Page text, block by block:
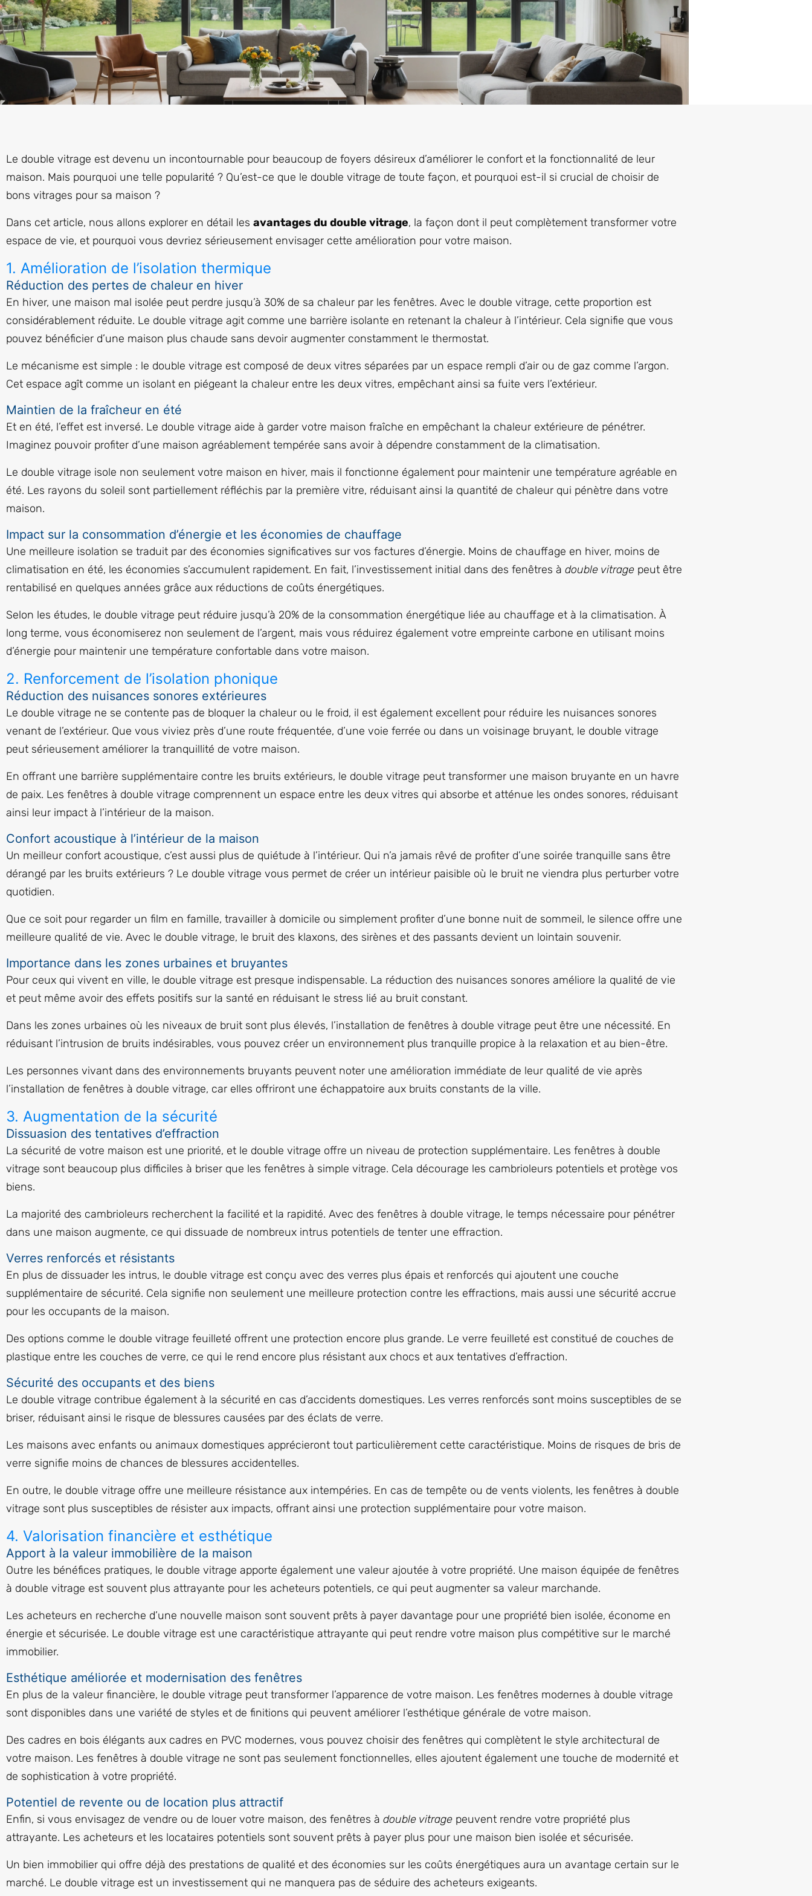
Le double vitrage est devenu un incontournable pour beaucoup de foyers désireux d’améliorer le confort et la fonctionnalité de leur
maison. Mais pourquoi une telle popularité ? Qu’est-ce que le double vitrage de toute façon, et pourquoi est-il si crucial de choisir de
bons vitrages pour sa maison ?
Dans cet article, nous allons explorer en détail les avantages du double vitrage, la façon dont il peut complètement transformer votre
espace de vie, et pourquoi vous devriez sérieusement envisager cette amélioration pour votre maison.
1. Amélioration de l’isolation thermique
Réduction des pertes de chaleur en hiver
En hiver, une maison mal isolée peut perdre jusqu’à 30% de sa chaleur par les fenêtres. Avec le double vitrage, cette proportion est
considérablement réduite. Le double vitrage agit comme une barrière isolante en retenant la chaleur à l’intérieur. Cela signifie que vous
pouvez bénéficier d’une maison plus chaude sans devoir augmenter constamment le thermostat.
Le mécanisme est simple : le double vitrage est composé de deux vitres séparées par un espace rempli d’air ou de gaz comme l’argon.
Cet espace agît comme un isolant en piégeant la chaleur entre les deux vitres, empêchant ainsi sa fuite vers l’extérieur.
Maintien de la fraîcheur en été
Et en été, l’effet est inversé. Le double vitrage aide à garder votre maison fraîche en empêchant la chaleur extérieure de pénétrer.
Imaginez pouvoir profiter d’une maison agréablement tempérée sans avoir à dépendre constamment de la climatisation.
Le double vitrage isole non seulement votre maison en hiver, mais il fonctionne également pour maintenir une température agréable en
été. Les rayons du soleil sont partiellement réfléchis par la première vitre, réduisant ainsi la quantité de chaleur qui pénètre dans votre
maison.
Impact sur la consommation d’énergie et les économies de chauffage
Une meilleure isolation se traduit par des économies significatives sur vos factures d’énergie. Moins de chauffage en hiver, moins de
climatisation en été, les économies s’accumulent rapidement. En fait, l’investissement initial dans des fenêtres à double vitrage peut être
rentabilisé en quelques années grâce aux réductions de coûts énergétiques.
Selon les études, le double vitrage peut réduire jusqu’à 20% de la consommation énergétique liée au chauffage et à la climatisation. À
long terme, vous économiserez non seulement de l’argent, mais vous réduirez également votre empreinte carbone en utilisant moins
d’énergie pour maintenir une température confortable dans votre maison.
2. Renforcement de l’isolation phonique
Réduction des nuisances sonores extérieures
Le double vitrage ne se contente pas de bloquer la chaleur ou le froid, il est également excellent pour réduire les nuisances sonores
venant de l’extérieur. Que vous viviez près d’une route fréquentée, d’une voie ferrée ou dans un voisinage bruyant, le double vitrage
peut sérieusement améliorer la tranquillité de votre maison.
En offrant une barrière supplémentaire contre les bruits extérieurs, le double vitrage peut transformer une maison bruyante en un havre
de paix. Les fenêtres à double vitrage comprennent un espace entre les deux vitres qui absorbe et atténue les ondes sonores, réduisant
ainsi leur impact à l’intérieur de la maison.
Confort acoustique à l’intérieur de la maison
Un meilleur confort acoustique, c’est aussi plus de quiétude à l’intérieur. Qui n’a jamais rêvé de profiter d’une soirée tranquille sans être
dérangé par les bruits extérieurs ? Le double vitrage vous permet de créer un intérieur paisible où le bruit ne viendra plus perturber votre
quotidien.
Que ce soit pour regarder un film en famille, travailler à domicile ou simplement profiter d’une bonne nuit de sommeil, le silence offre une
meilleure qualité de vie. Avec le double vitrage, le bruit des klaxons, des sirènes et des passants devient un lointain souvenir.
Importance dans les zones urbaines et bruyantes
Pour ceux qui vivent en ville, le double vitrage est presque indispensable. La réduction des nuisances sonores améliore la qualité de vie
et peut même avoir des effets positifs sur la santé en réduisant le stress lié au bruit constant.
Dans les zones urbaines où les niveaux de bruit sont plus élevés, l’installation de fenêtres à double vitrage peut être une nécessité. En
réduisant l’intrusion de bruits indésirables, vous pouvez créer un environnement plus tranquille propice à la relaxation et au bien-être.
Les personnes vivant dans des environnements bruyants peuvent noter une amélioration immédiate de leur qualité de vie après
l’installation de fenêtres à double vitrage, car elles offriront une échappatoire aux bruits constants de la ville.
3. Augmentation de la sécurité
Dissuasion des tentatives d’effraction
La sécurité de votre maison est une priorité, et le double vitrage offre un niveau de protection supplémentaire. Les fenêtres à double
vitrage sont beaucoup plus difficiles à briser que les fenêtres à simple vitrage. Cela décourage les cambrioleurs potentiels et protège vos
biens.
La majorité des cambrioleurs recherchent la facilité et la rapidité. Avec des fenêtres à double vitrage, le temps nécessaire pour pénétrer
dans une maison augmente, ce qui dissuade de nombreux intrus potentiels de tenter une effraction.
Verres renforcés et résistants
En plus de dissuader les intrus, le double vitrage est conçu avec des verres plus épais et renforcés qui ajoutent une couche
supplémentaire de sécurité. Cela signifie non seulement une meilleure protection contre les effractions, mais aussi une sécurité accrue
pour les occupants de la maison.
Des options comme le double vitrage feuilleté offrent une protection encore plus grande. Le verre feuilleté est constitué de couches de
plastique entre les couches de verre, ce qui le rend encore plus résistant aux chocs et aux tentatives d’effraction.
Sécurité des occupants et des biens
Le double vitrage contribue également à la sécurité en cas d’accidents domestiques. Les verres renforcés sont moins susceptibles de se
briser, réduisant ainsi le risque de blessures causées par des éclats de verre.
Les maisons avec enfants ou animaux domestiques apprécieront tout particulièrement cette caractéristique. Moins de risques de bris de
verre signifie moins de chances de blessures accidentelles.
En outre, le double vitrage offre une meilleure résistance aux intempéries. En cas de tempête ou de vents violents, les fenêtres à double
vitrage sont plus susceptibles de résister aux impacts, offrant ainsi une protection supplémentaire pour votre maison.
4. Valorisation financière et esthétique
Apport à la valeur immobilière de la maison
Outre les bénéfices pratiques, le double vitrage apporte également une valeur ajoutée à votre propriété. Une maison équipée de fenêtres
à double vitrage est souvent plus attrayante pour les acheteurs potentiels, ce qui peut augmenter sa valeur marchande.
Les acheteurs en recherche d’une nouvelle maison sont souvent prêts à payer davantage pour une propriété bien isolée, économe en
énergie et sécurisée. Le double vitrage est une caractéristique attrayante qui peut rendre votre maison plus compétitive sur le marché
immobilier.
Esthétique améliorée et modernisation des fenêtres
En plus de la valeur financière, le double vitrage peut transformer l’apparence de votre maison. Les fenêtres modernes à double vitrage
sont disponibles dans une variété de styles et de finitions qui peuvent améliorer l’esthétique générale de votre maison.
Des cadres en bois élégants aux cadres en PVC modernes, vous pouvez choisir des fenêtres qui complètent le style architectural de
votre maison. Les fenêtres à double vitrage ne sont pas seulement fonctionnelles, elles ajoutent également une touche de modernité et
de sophistication à votre propriété.
Potentiel de revente ou de location plus attractif
Enfin, si vous envisagez de vendre ou de louer votre maison, des fenêtres à double vitrage peuvent rendre votre propriété plus
attrayante. Les acheteurs et les locataires potentiels sont souvent prêts à payer plus pour une maison bien isolée et sécurisée.
Un bien immobilier qui offre déjà des prestations de qualité et des économies sur les coûts énergétiques aura un avantage certain sur le
marché. Le double vitrage est un investissement qui ne manquera pas de séduire des acheteurs exigeants.